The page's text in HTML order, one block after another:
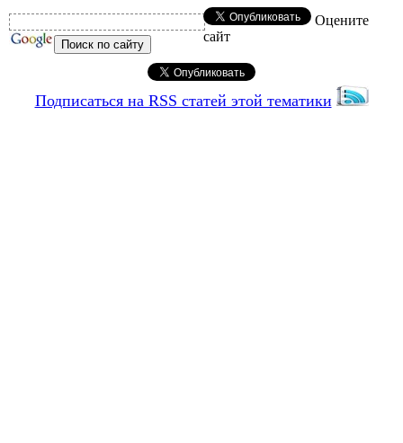
Оцените
сайт
Подписаться на RSS статей этой тематики